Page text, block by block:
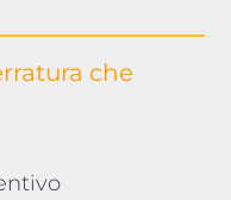
che